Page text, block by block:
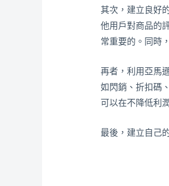
其次，建立良好
他用戶對商品的
常重要的。同時
再者，利用亞馬
如閃銷、折扣碼
可以在不降低利
最後，建立自己